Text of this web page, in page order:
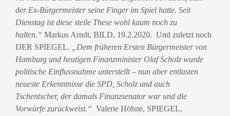
der Ex-Bürgermeister seine Finger im Spiel hatte. Seit
Dienstag ist diese steile These wohl kaum noch zu
halten.“ Markus Arndt, BILD, 19.2.2020. Und zuletzt noch
DER SPIEGEL. „Dem früheren Ersten Bürgermeister von
Hamburg und heutigen Finanzminister Olaf Scholz wurde
politische Einflussnahme unterstellt – nun aber entlasten
neueste Erkenntnisse die SPD, Scholz und auch
Tschentscher, der damals Finanzsenator war und die
Vorwürfe zurückweist.“ Valerie Höhne, SPIEGEL,